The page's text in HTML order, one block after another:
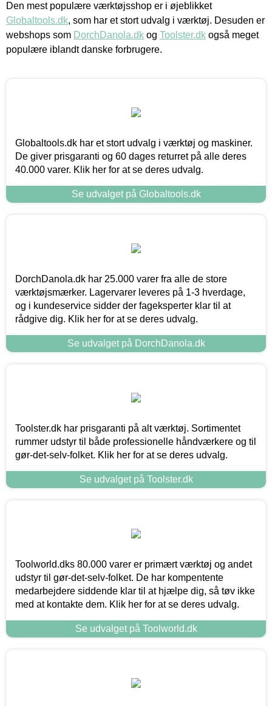
Den mest populære værktøjsshop er i øjeblikket
Globaltools.dk, som har et stort udvalg i værktøj. Desuden er
webshops som DorchDanola.dk og Toolster.dk også meget
populære iblandt danske forbrugere.
Globaltools.dk har et stort udvalg i værktøj og maskiner.
De giver prisgaranti og 60 dages returret på alle deres
40.000 varer. Klik her for at se deres udvalg.
Se udvalget på Globaltools.dk
DorchDanola.dk har 25.000 varer fra alle de store
værktøjsmærker. Lagervarer leveres på 1-3 hverdage,
og i kundeservice sidder der fageksperter klar til at
rådgive dig. Klik her for at se deres udvalg.
Se udvalget på DorchDanola.dk
Toolster.dk har prisgaranti på alt værktøj. Sortimentet
rummer udstyr til både professionelle håndværkere og til
gør-det-selv-folket. Klik her for at se deres udvalg.
Se udvalget på Toolster.dk
Toolworld.dks 80.000 varer er primært værktøj og andet
udstyr til gør-det-selv-folket. De har kompentente
medarbejdere siddende klar til at hjælpe dig, så tøv ikke
med at kontakte dem. Klik her for at se deres udvalg.
Se udvalget på Toolworld.dk